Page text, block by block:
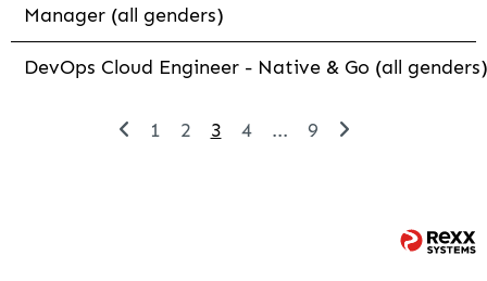
Manager (all genders)
DevOps Cloud Engineer - Native & Go (all genders)
1 2 3 4 ... 9